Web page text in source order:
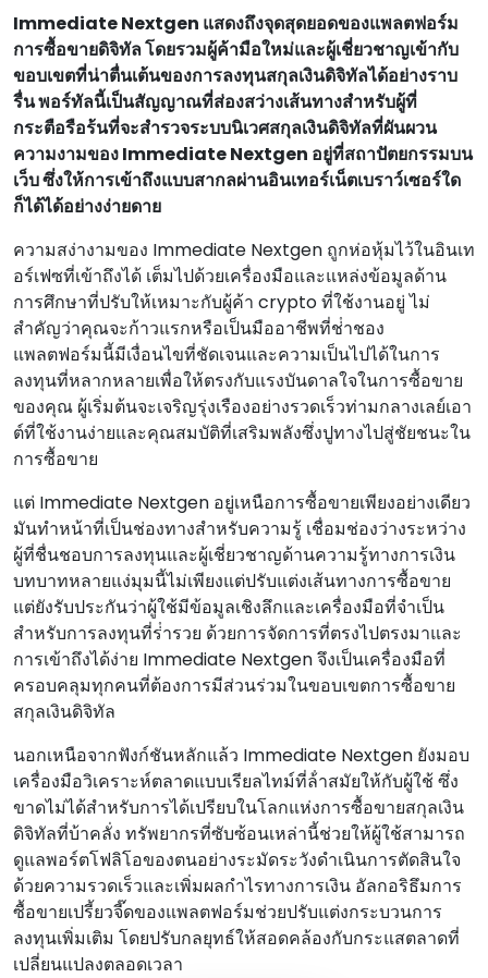
Immediate Nextgen แสดงถึงจุดสุดยอดของแพลตฟอร์ม
การซื้อขายดิจิทัล โดยรวมผู้ค้ามือใหม่และผู้เชี่ยวชาญเข้ากับ
ขอบเขตที่น่าตื่นเต้นของการลงทุนสกุลเงินดิจิทัลได้อย่างราบ
รื่น พอร์ทัลนี้เป็นสัญญาณที่ส่องสว่างเส้นทางสําหรับผู้ที่
กระตือรือร้นที่จะสํารวจระบบนิเวศสกุลเงินดิจิทัลที่ผันผวน
ความงามของ Immediate Nextgen อยู่ที่สถาปัตยกรรมบน
เว็บ ซึ่งให้การเข้าถึงแบบสากลผ่านอินเทอร์เน็ตเบราว์เซอร์ใด
ก็ได้ได้อย่างง่ายดาย
ความสง่างามของ Immediate Nextgen ถูกห่อหุ้มไว้ในอินเท
อร์เฟซที่เข้าถึงได้ เต็มไปด้วยเครื่องมือและแหล่งข้อมูลด้าน
การศึกษาที่ปรับให้เหมาะกับผู้ค้า crypto ที่ใช้งานอยู่ ไม่
สําคัญว่าคุณจะก้าวแรกหรือเป็นมืออาชีพที่ช่ําชอง
แพลตฟอร์มนี้มีเงื่อนไขที่ชัดเจนและความเป็นไปได้ในการ
ลงทุนที่หลากหลายเพื่อให้ตรงกับแรงบันดาลใจในการซื้อขาย
ของคุณ ผู้เริ่มต้นจะเจริญรุ่งเรืองอย่างรวดเร็วท่ามกลางเลย์เอา
ต์ที่ใช้งานง่ายและคุณสมบัติที่เสริมพลังซึ่งปูทางไปสู่ชัยชนะใน
การซื้อขาย
แต่ Immediate Nextgen อยู่เหนือการซื้อขายเพียงอย่างเดียว
มันทําหน้าที่เป็นช่องทางสําหรับความรู้ เชื่อมช่องว่างระหว่าง
ผู้ที่ชื่นชอบการลงทุนและผู้เชี่ยวชาญด้านความรู้ทางการเงิน
บทบาทหลายแง่มุมนี้ไม่เพียงแต่ปรับแต่งเส้นทางการซื้อขาย
แต่ยังรับประกันว่าผู้ใช้มีข้อมูลเชิงลึกและเครื่องมือที่จําเป็น
สําหรับการลงทุนที่ร่ํารวย ด้วยการจัดการที่ตรงไปตรงมาและ
การเข้าถึงได้ง่าย Immediate Nextgen จึงเป็นเครื่องมือที่
ครอบคลุมทุกคนที่ต้องการมีส่วนร่วมในขอบเขตการซื้อขาย
สกุลเงินดิจิทัล
นอกเหนือจากฟังก์ชันหลักแล้ว Immediate Nextgen ยังมอบ
เครื่องมือวิเคราะห์ตลาดแบบเรียลไทม์ที่ล้ําสมัยให้กับผู้ใช้ ซึ่ง
ขาดไม่ได้สําหรับการได้เปรียบในโลกแห่งการซื้อขายสกุลเงิน
ดิจิทัลที่บ้าคลั่ง ทรัพยากรที่ซับซ้อนเหล่านี้ช่วยให้ผู้ใช้สามารถ
ดูแลพอร์ตโฟลิโอของตนอย่างระมัดระวังดําเนินการตัดสินใจ
ด้วยความรวดเร็วและเพิ่มผลกําไรทางการเงิน อัลกอริธึมการ
ซื้อขายเปรี้ยวจี๊ดของแพลตฟอร์มช่วยปรับแต่งกระบวนการ
ลงทุนเพิ่มเติม โดยปรับกลยุทธ์ให้สอดคล้องกับกระแสตลาดที่
เปลี่ยนแปลงตลอดเวลา